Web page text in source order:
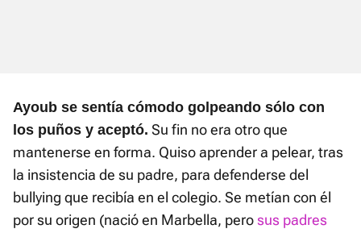
Ayoub se sentía cómodo golpeando sólo con
los puños y aceptó. Su fin no era otro que
mantenerse en forma. Quiso aprender a pelear, tras
la insistencia de su padre, para defenderse del
bullying que recibía en el colegio. Se metían con él
por su origen (nació en Marbella, perosus padres